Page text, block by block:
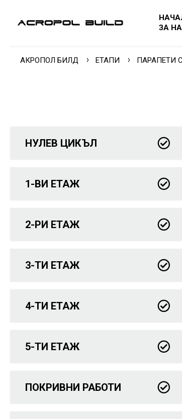
ЗА
АКРОПОЛ БИЛД ЕТАПИ ПАРАПЕТИ
НУЛЕВ ЦИКЪЛ
1-ВИ ЕТАЖ
2-РИ ЕТАЖ
3-ТИ ЕТАЖ
4-ТИ ЕТАЖ
5-ТИ ЕТАЖ
ПОКРИВНИ РАБОТИ